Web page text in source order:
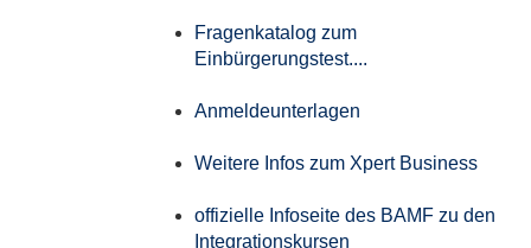
Fragenkatalog zum
Einbürgerungstest....
Anmeldeunterlagen
Weitere Infos zum Xpert Business
offizielle Infoseite des BAMF zu den
Integrationskursen